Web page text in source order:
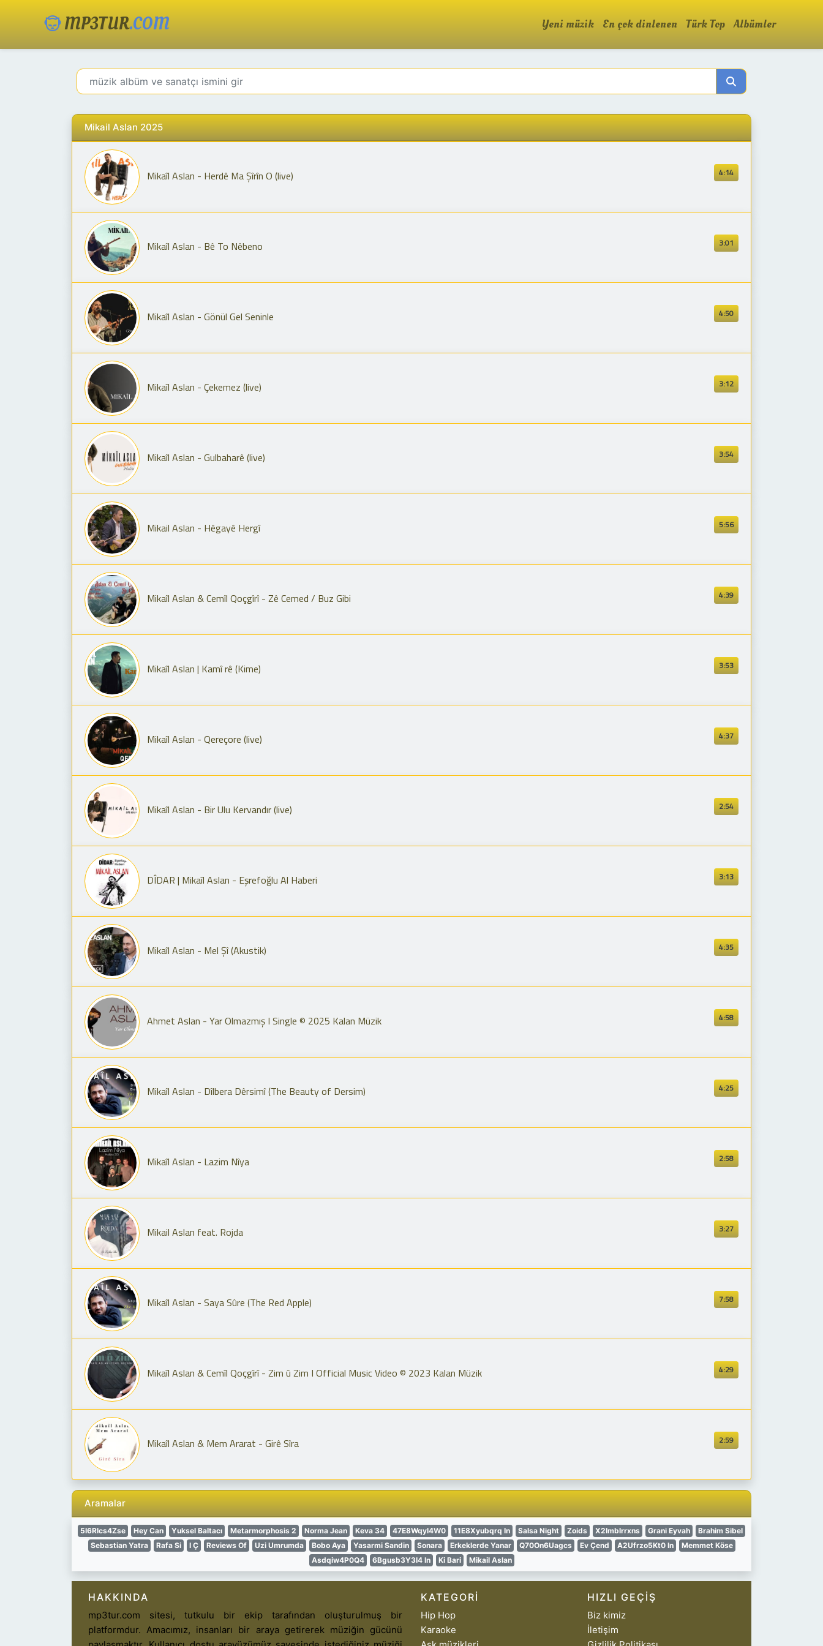
MP3TUR.COM Yeni müzik En çok dinlenen Türk Top Albümler
Mikail Aslan 2025
4:14
Mikaîl Aslan - Herdê Ma Şîrîn O (live)
3:01
Mikaîl Aslan - Bê To Nêbeno
4:50
Mikaîl Aslan - Gönül Gel Seninle
3:12
Mikaîl Aslan - Çekemez (live)
3:54
Mikaîl Aslan - Gulbaharê (live)
5:56
Mikail Aslan - Hêgayê Hergî
4:39
Mikaîl Aslan & Cemîl Qoçgîrî - Zê Cemed / Buz Gibi
3:53
Mikaîl Aslan | Kamî rê (Kime)
4:37
Mikaîl Aslan - Qereçore (live)
2:54
Mikaîl Aslan - Bir Ulu Kervandır (live)
3:13
DÎDAR | Mikaîl Aslan - Eşrefoğlu Al Haberi
4:35
Mikaîl Aslan - Mel Şî (Akustik)
4:58
Ahmet Aslan - Yar Olmazmış I Single © 2025 Kalan Müzik
4:25
Mikaîl Aslan - Dîlbera Dêrsimî (The Beauty of Dersim)
2:58
Mikaîl Aslan - Lazim Nîya
3:27
Mikail Aslan feat. Rojda
7:58
Mikaîl Aslan - Saya Sûre (The Red Apple)
4:29
Mikaîl Aslan & Cemîl Qoçgîrî - Zim û Zim I Official Music Video © 2023 Kalan Müzik
2:59
Mikaîl Aslan & Mem Ararat - Girê Sîra
Aramalar
5I6Rlcs4Zse Hey Can Yuksel Baltacı Metarmorphosis 2 Norma Jean Keva 34 47E8Wqyl4W0 11E8Xyubqrq In Salsa Night Zoids X2Imblrrxns Grani Eyvah
Brahim Sibel
Sebastian Yatra
Rafa Si I Ç Reviews Of Uzi Umrumda Bobo Aya Yasarmi Sandin Sonara Erkeklerde Yanar Q70On6Uagcs Ev Çend A2Ufrzo5Kt0 In
Memmet Köse
Asdqiw4P0Q4
6Bgusb3Y3I4 In Ki Bari Mikail Aslan
HAKKINDA
mp3tur.com sitesi, tutkulu bir ekip tarafından oluşturulmuş bir
platformdur. Amacımız, insanları bir araya getirerek müziğin gücünü
KATEGORI
Hip Hop
Karaoke
HIZLI GEÇIŞ
Biz kimiz
İletişim